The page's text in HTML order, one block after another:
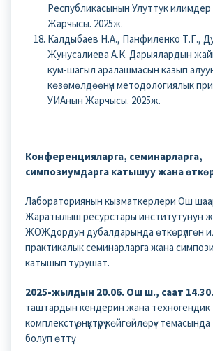
Республикасынын Улуттук
Жарчысы. 2025ж.
Калдыбаев Н.А., Панфиленко Т.Г.,
Жунусалиева А.К. Дарыялардын
кум-шагыл аралашмасын казып
көзөмөлдөөнүн методологиялык
УИАнын Жарчысы. 2025ж.
Конференцияларга, семинарларга,
симпозиумдарга катышуу жана
Лабораториянын кызматкерлери Ош
Жаратылыш ресурстары институтунун
ЖОЖдордун дубалдарында өткөрүлгөн
практикалык семинарларга жана
катышып турушат.
2025-жылдын 20.06. Ош ш., саат 14.30.
таштардын кендерин жана техногендик
комплекстүү өнүктүрүү көйгөйлөрү»
болуп өттү.